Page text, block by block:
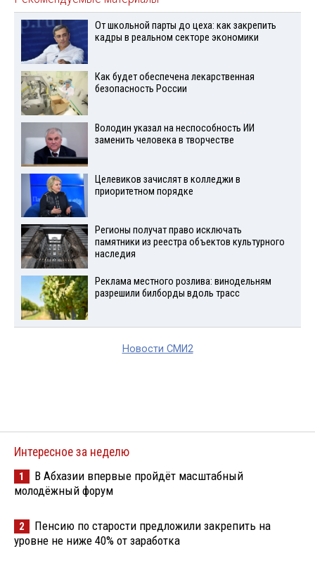
От школьной парты до цеха: как закрепить
кадры в реальном секторе экономики
Как будет обеспечена лекарственная
безопасность России
Володин указал на неспособность ИИ
заменить человека в творчестве
Целевиков зачислят в колледжи в
приоритетном порядке
Регионы получат право исключать
памятники из реестра объектов культурного
наследия
Реклама местного розлива: винодельням
разрешили билборды вдоль трасс
Новости СМИ2
Интересное за неделю
1
В Абхазии впервые пройдёт масштабный
молодёжный форум
2
Пенсию по старости предложили закрепить на
уровне не ниже 40% от заработка